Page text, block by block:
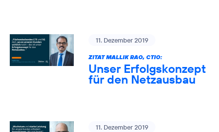
11. Dezember 2019
ZITAT MALLIK RAO, CTIO:
Unser Erfolgskonzept
für den Netzausbau
11. Dezember 2019